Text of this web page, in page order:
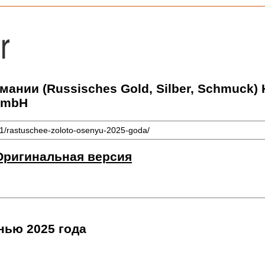
(Russisches Gold, Silber,
rastuschee-zoloto-osenyu-2025-goda/
версия
2025 года